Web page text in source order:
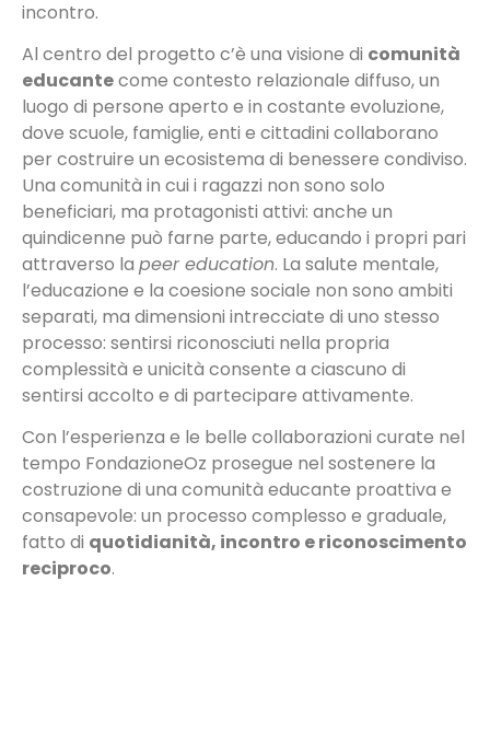
incontro.
Al centro del progetto c’è una visione di comunità
educantecome contesto relazionale diffuso, un
luogo di persone aperto e in costante evoluzione,
dove scuole, famiglie, enti e cittadini collaborano
per costruire un ecosistema di benessere condiviso.
Una comunità in cui i ragazzi non sono solo
beneficiari, ma protagonisti attivi: anche un
quindicenne può farne parte, educando i propri pari
attraverso la peer education. La salute mentale,
l’educazione e la coesione sociale non sono ambiti
separati, ma dimensioni intrecciate di uno stesso
processo: sentirsi riconosciuti nella propria
complessità e unicità consente a ciascuno di
sentirsi accolto e di partecipare attivamente.
Con l’esperienza e le belle collaborazioni curate nel
tempo FondazioneOz prosegue nel sostenere la
costruzione di una comunità educante proattiva e
consapevole: un processo complesso e graduale,
fatto di quotidianità, incontro e riconoscimento
reciproco.